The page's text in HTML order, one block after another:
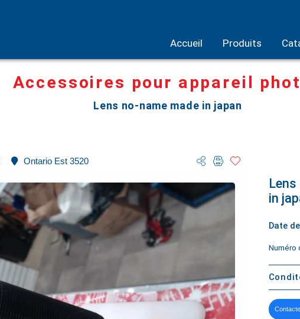
Accueil Produits
Accessoires pour appareil
Lens no-name made in japan
Ontario Est 3520
in
Date
Numéro